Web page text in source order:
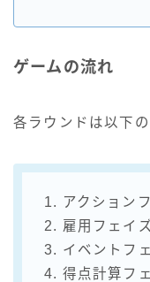
ゲームの流れ
各ラウンドは以下
1. アクション
2. 雇用フェイ
3. イベントフ
4. 得点計算フ